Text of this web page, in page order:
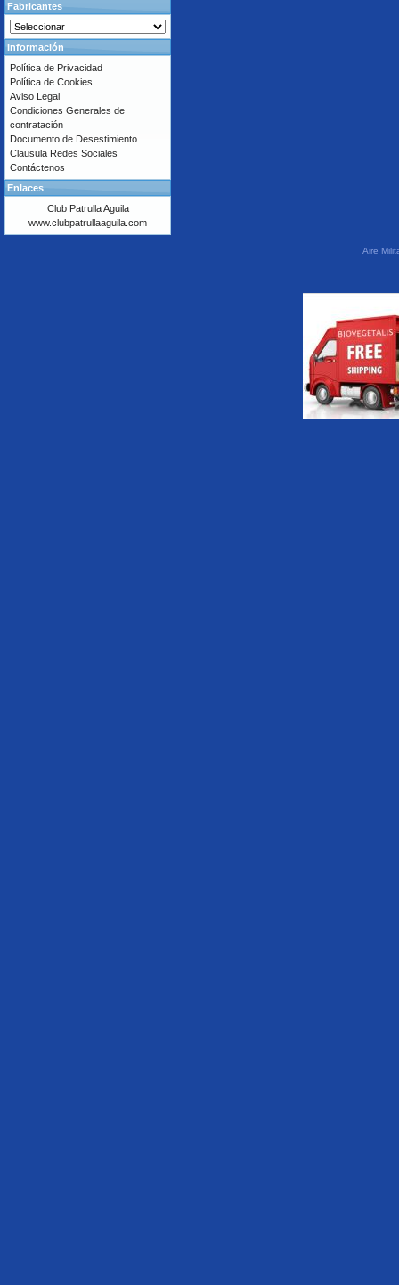
Fabricantes
Información
Política de Privacidad
Política de Cookies
Aviso Legal
Condiciones Generales de
contratación
Documento de Desestimiento
Clausula Redes Sociales
Contáctenos
Enlaces
Club Patrulla Aguila
www.clubpatrullaaguila.com
Aire